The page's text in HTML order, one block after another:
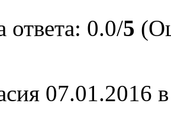
ответа: 0.0/5
07.01.2016